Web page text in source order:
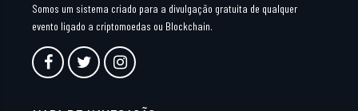
Somos um sistema criado para a divulgação gratuita de qualquer
evento ligado a criptomoedas ou Blockchain.